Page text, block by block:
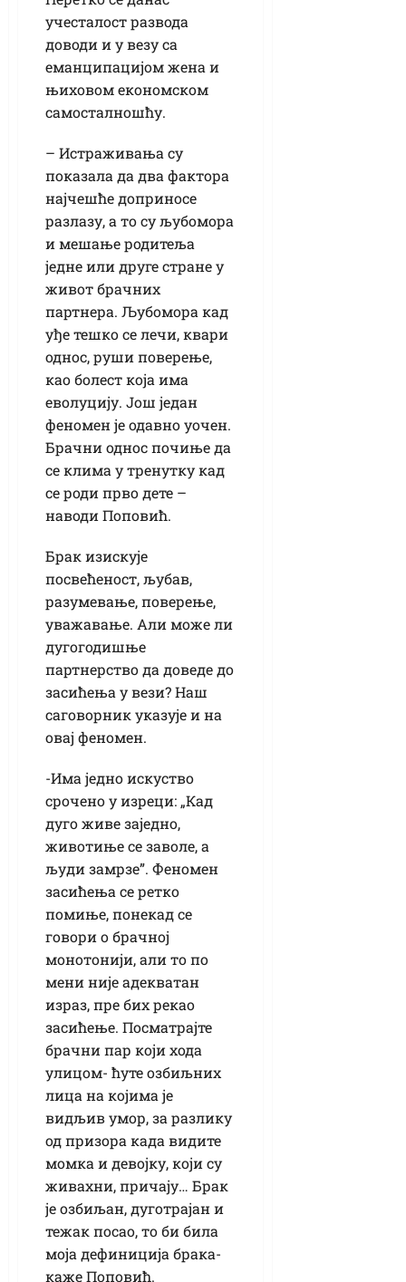
учесталост развода
доводи и у везу са
еманципацијом жена и
њиховом економском
самосталношћу.
– Истраживања су
показала да два фактора
најчешће доприносе
разлазу, а то су љубомора
и мешање родитеља
једне или друге стране у
живот брачних
партнера. Љубомора кад
уђе тешко се лечи, квари
однос, руши поверење,
као болест која има
еволуцију. Још један
феномен је одавно уочен.
Брачни однос почиње да
се клима у тренутку кад
се роди прво дете –
наводи Поповић.
Брак изискује
посвећеност, љубав,
разумевање, поверење,
уважавање. Али може ли
дугогодишње
партнерство да доведе до
засићења у вези? Наш
саговорник указује и на
овај феномен.
-Има једно искуство
срочено у изреци: „Кад
дуго живе заједно,
животиње се заволе, а
људи замрзе”. Феномен
засићења се ретко
помиње, понекад се
говори о брачној
монотонији, али то по
мени није адекватан
израз, пре бих рекао
засићење. Посматрајте
брачни пар који хода
улицом- ћуте озбиљних
лица на којима је
видљив умор, за разлику
од призора када видите
момка и девојку, који су
живахни, причају… Брак
је озбиљан, дуготрајан и
тежак посао, то би била
моја дефиниција брака-
каже Поповић.